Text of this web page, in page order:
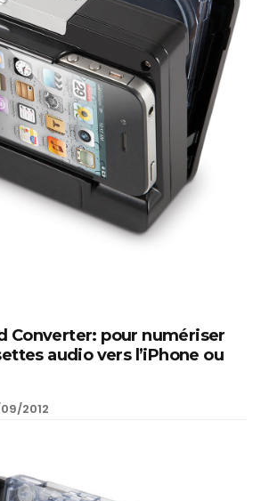
Converter: pour numériser
audio vers l’iPhone ou
2012